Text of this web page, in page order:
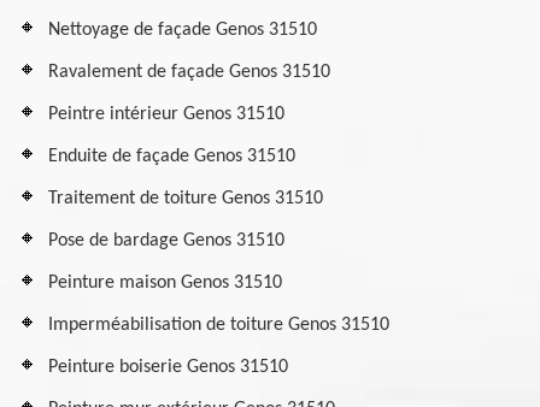
Nettoyage de façade Genos 31510
Ravalement de façade Genos 31510
Peintre intérieur Genos 31510
Enduite de façade Genos 31510
Traitement de toiture Genos 31510
Pose de bardage Genos 31510
Peinture maison Genos 31510
Imperméabilisation de toiture Genos 31510
Peinture boiserie Genos 31510